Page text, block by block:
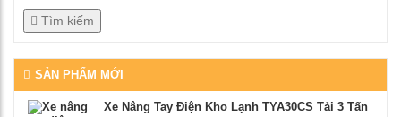
Tìm kiếm
SẢN PHẨM MỚI
Xe Nâng Tay Điện Kho Lạnh TYA30CS Tải 3 Tấn